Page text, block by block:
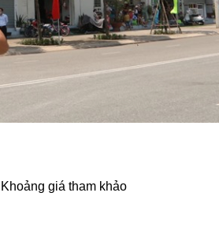
Khoảng giá tham khảo